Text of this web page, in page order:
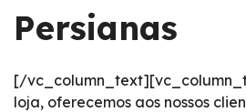
Persianas
[/
loja, oferecemos aos nossos